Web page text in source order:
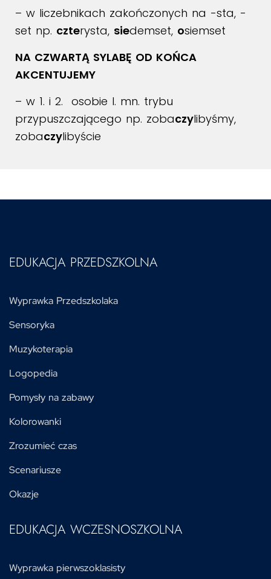
– w liczebnikach zakończonych na -sta, -
set np. czterysta, siedemset, osiemset
NA CZWARTĄ SYLABĘ OD KOŃCA
AKCENTUJEMY
– w 1. i 2. osobie l. mn. trybu
przypuszczającego np. zobaczylibyśmy,
zobaczylibyście
EDUKACJA PRZEDSZKOLNA
Wyprawka Przedszkolaka
Sensoryka
Muzykoterapia
Logopedia
Pomysły na zabawy
Kolorowanki
Zrozumieć czas
Scenariusze
Okazje
EDUKACJA WCZESNOSZKOLNA
Wyprawka pierwszoklasisty